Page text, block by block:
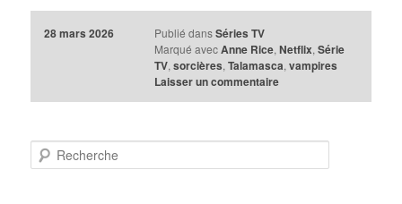
28 mars 2026 Publié dans Séries TV
Marqué avec Anne Rice, Netflix, Série
TV, sorcières, Talamasca, vampires
Laisser un commentaire
e